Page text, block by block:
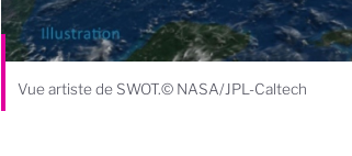
Vue artiste de SWOT.© NASA/JPL-Caltech